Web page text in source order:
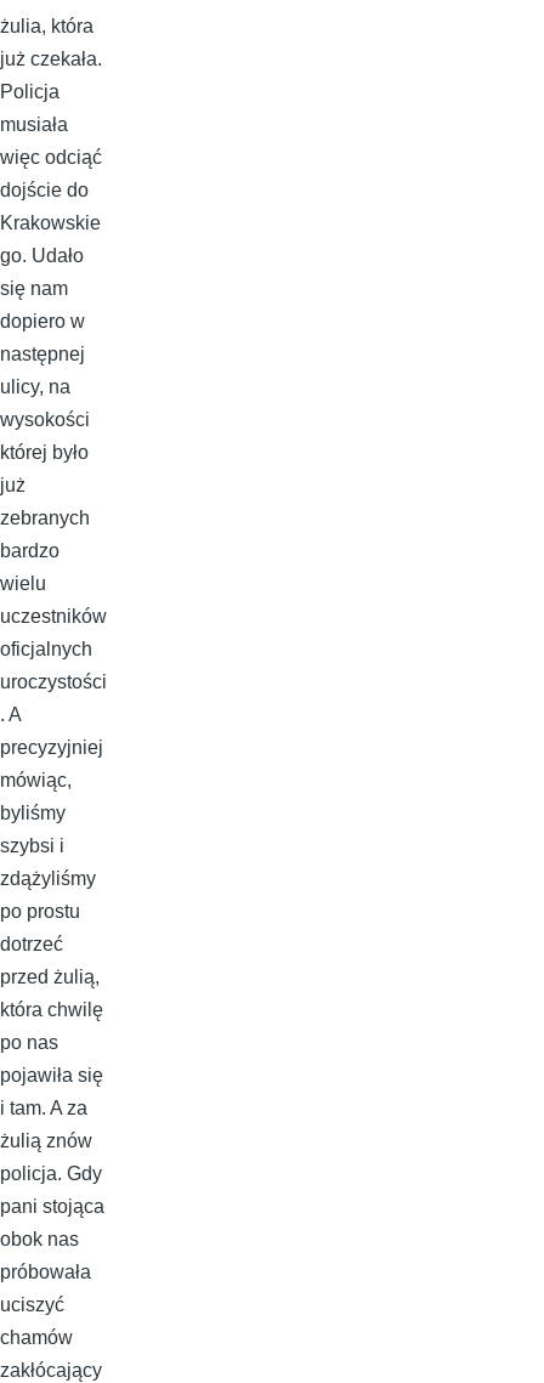
żulia, która
już czekała.
Policja
musiała
więc odciąć
dojście do
Krakowskie
go. Udało
się nam
dopiero w
następnej
ulicy, na
wysokości
której było
już
zebranych
bardzo
wielu
uczestników
oficjalnych
uroczystości
. A
precyzyjniej
mówiąc,
byliśmy
szybsi i
zdążyliśmy
po prostu
dotrzeć
przed żulią,
która chwilę
po nas
pojawiła się
i tam. A za
żulią znów
policja. Gdy
pani stojąca
obok nas
próbowała
uciszyć
chamów
zakłócający